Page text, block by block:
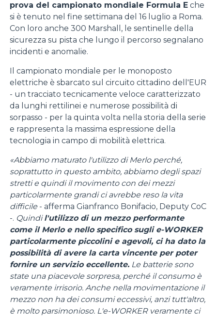
prova del campionato mondiale Formula E che
si è tenuto nel fine settimana del 16 luglio a Roma.
Con loro anche 300 Marshall, le sentinelle della
sicurezza su pista che lungo il percorso segnalano
incidenti e anomalie.
Il campionato mondiale per le monoposto
elettriche è sbarcato sul circuito cittadino dell'EUR
- un tracciato tecnicamente veloce caratterizzato
da lunghi rettilinei e numerose possibilità di
sorpasso - per la quinta volta nella storia della serie
e rappresenta la massima espressione della
tecnologia in campo di mobilità elettrica.
«Abbiamo maturato l'utilizzo di Merlo perché,
soprattutto in questo ambito, abbiamo degli spazi
stretti e quindi il movimento con dei mezzi
particolarmente grandi ci avrebbe reso la vita
difficile - afferma Gianfranco Bonifacio, Deputy CoC
-. Quindil'utilizzo di un mezzo performante
come il Merlo e nello specifico sugli e-WORKER
particolarmente piccolini e agevoli, ci ha dato la
possibilità di avere la carta vincente per poter
fornire un servizio eccellente. Le batterie sono
state una piacevole sorpresa, perché il consumo è
veramente irrisorio. Anche nella movimentazione il
mezzo non ha dei consumi eccessivi, anzi tutt'altro,
è molto parsimonioso. L'e-WORKER veramente ci